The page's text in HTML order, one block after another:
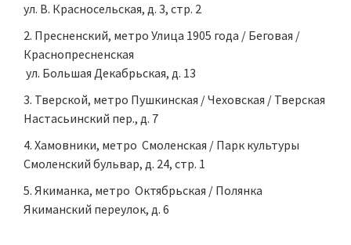
ул. В. Красносельская, д. 3, стр. 2
Пресненский, метро Улица 1905 года / Беговая /
Краснопресненская
ул. Большая Декабрьская, д. 13
Тверской, метро Пушкинская / Чеховская / Тверская
Настасьинский пер., д. 7
Хамовники, метро Смоленская / Парк культуры
Смоленский бульвар, д. 24, стр. 1
Якиманка, метро Октябрьская / Полянка
Якиманский переулок, д. 6